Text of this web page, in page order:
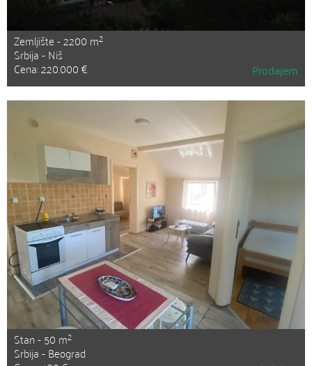
Zemljište - 2200 m2
Srbija - Niš
Cena: 220.000 € Prodajem
Stan - 50 m2
Srbija - Beograd